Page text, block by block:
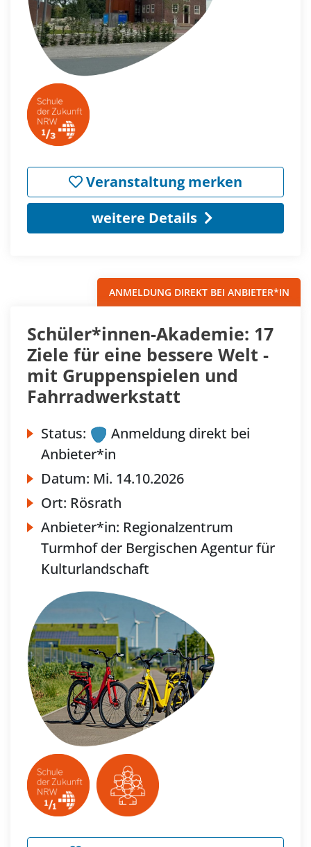
Veranstaltung merken
weitere Details
ANMELDUNG DIREKT BEI ANBIETER*IN
Schüler*innen-Akademie: 17
Ziele für eine bessere Welt -
mit Gruppenspielen und
Fahrradwerkstatt
Status:
Anmeldung direkt bei
Anbieter*in
Datum: Mi. 14.10.2026
Ort: Rösrath
Anbieter*in: Regionalzentrum
Turmhof der Bergischen Agentur für
Kulturlandschaft